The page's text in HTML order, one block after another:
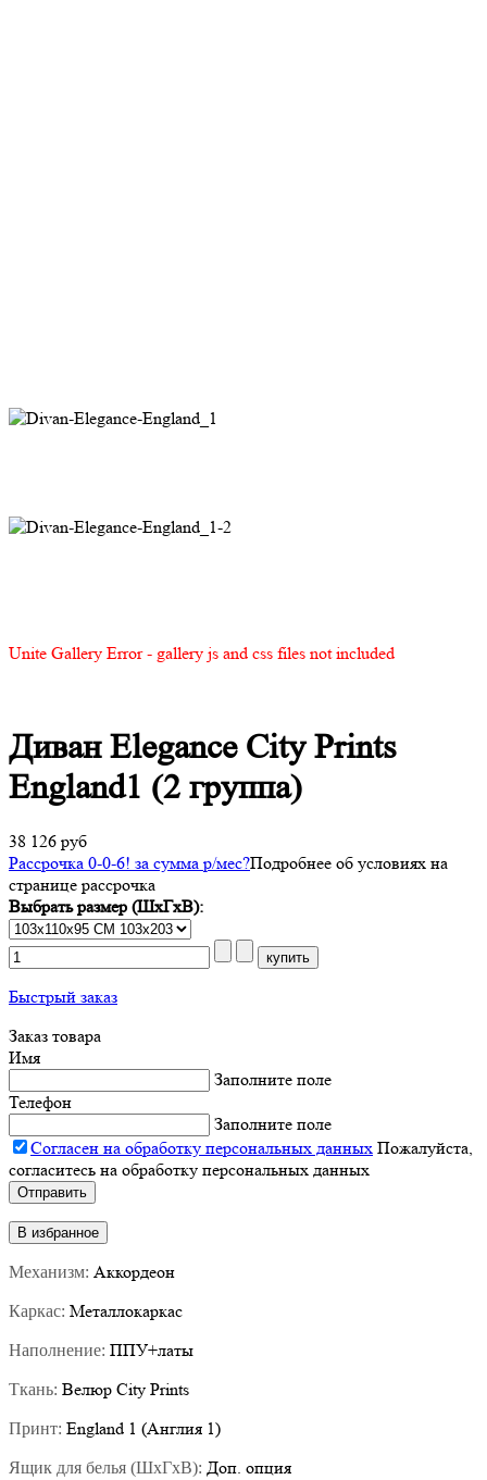
Unite Gallery Error - gallery js and css files not included
Диван Elegance City Prints
England1 (2 группа)
38 126 руб
Рассрочка 0-0-6! за сумма р/мес?Подробнее об условиях на
странице рассрочка
Выбрать размер (ШхГхВ):
Быстрый заказ
Заказ товара
Имя
Заполните поле
Телефон
Заполните поле
Согласен на обработку персональных данных Пожалуйста,
согласитесь на обработку персональных данных
В избранное
Механизм: Аккордеон
Каркас: Металлокаркас
Наполнение: ППУ+латы
Ткань: Велюр City Prints
Принт: England 1 (Англия 1)
Ящик для белья (ШхГхВ): Доп. опция